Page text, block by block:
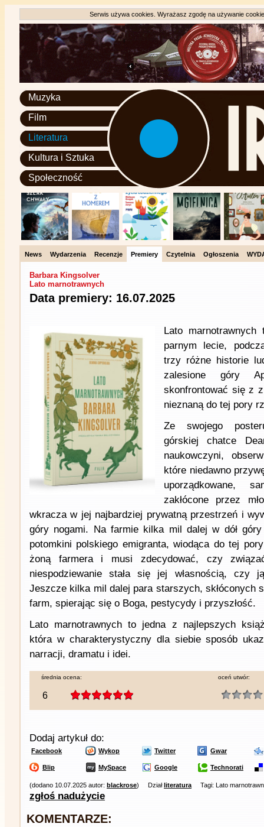
Serwis używa cookies. Wyrażasz zgodę na używanie
Muzyka
Film
Literatura
Kultura i Sztuka
Społeczność
News Wydarzenia Recenzje Premiery Czytelnia Ogłoszenia
Barbara Kingsolver
Lato marnotrawnych
Data premiery: 16.07.2025
Lato
parnym lecie,
trzy różne historie
zalesione góry
skonfrontować się z
nieznaną do tej pory
Ze swojego
górskiej chatce
naukowczyni,
które niedawno
uporządkowane,
zakłócone przez
wkracza w jej najbardziej prywatną przestrzeń i
góry nogami. Na farmie kilka mil dalej w dół
potomkini polskiego emigranta, wiodąca do tej
żoną farmera i musi zdecydować, czy
niespodziewanie stała się jej własnością, czy
Jeszcze kilka mil dalej para starszych, skłóconych
farm, spierając się o Boga, pestycydy i przyszłość.
Lato marnotrawnych to jedna z najlepszych
która w charakterystyczny dla siebie sposób
narracji, dramatu i idei.
średnia ocena:
6
oceń utwór:
Dodaj artykuł do:
Facebook Wykop Twitter Gwar
Blip MySpace Google Technorati
(dodano 10.07.2025 autor: blackrose) Działliteratura Tagi: Lato
zgłoś nadużycie
KOMENTARZE: